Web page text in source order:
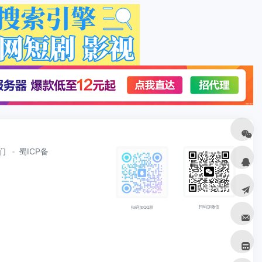
蜀ICP备
扫码加QQ群 扫码加微信